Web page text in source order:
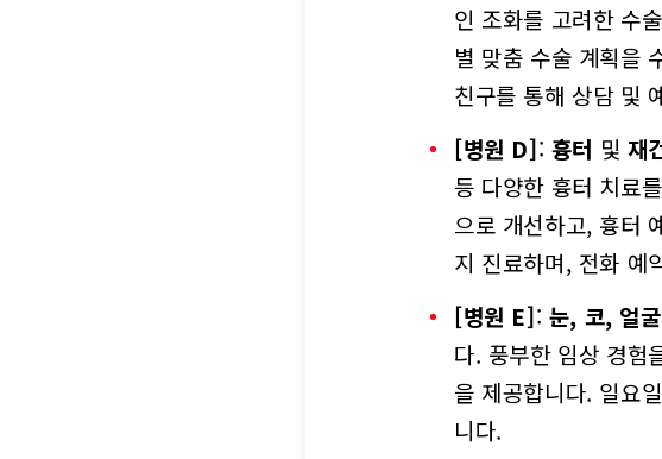
인 조화를 고려한 수
별 맞춤 수술 계획을
친구를 통해 상담 및
[병원 D]: 흉터 및 재
등 다양한 흉터 치료
으로 개선하고, 흉터
지 진료하며, 전화 예
[병원 E]: 눈, 코, 얼
다. 풍부한 임상 경험
을 제공합니다. 일요
니다.